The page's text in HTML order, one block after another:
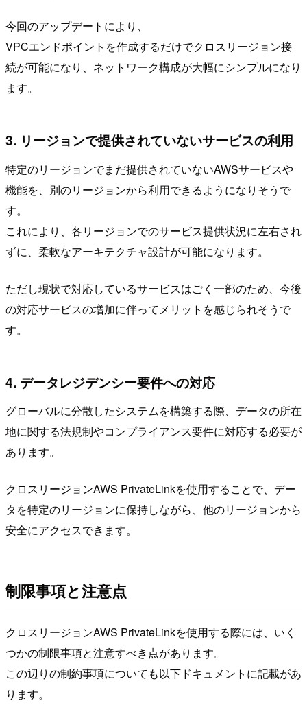
今回のアップデートにより、
VPCエンドポイントを作成するだけでクロスリージョン接
続が可能になり、ネットワーク構成が大幅にシンプルになり
ます。
3. リージョンで提供されていないサービスの利用
特定のリージョンでまだ提供されていないAWSサービスや
機能を、別のリージョンから利用できるようになりそうで
す。
これにより、各リージョンでのサービス提供状況に左右され
ずに、柔軟なアーキテクチャ設計が可能になります。
ただし現状で対応しているサービスはごく一部のため、今後
の対応サービスの増加に伴ってメリットを感じられそうで
す。
4. データレジデンシー要件への対応
グローバルに分散したシステムを構築する際、データの所在
地に関する法規制やコンプライアンス要件に対応する必要が
あります。
クロスリージョンAWS PrivateLinkを使用することで、デー
タを特定のリージョンに保持しながら、他のリージョンから
安全にアクセスできます。
制限事項と注意点
クロスリージョンAWS PrivateLinkを使用する際には、いく
つかの制限事項と注意すべき点があります。
この辺りの制約事項についても以下ドキュメントに記載があ
ります。